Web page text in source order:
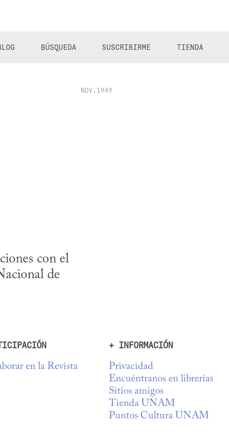
BÚSQUEDA SUSCRIBIRME TIENDA
NOV.1949
con el
de
en la Revista
+ INFORMACIÓN
Privacidad
Encuéntranos en librerías
Sitios amigos
Tienda UNAM
Puntos Cultura UNAM